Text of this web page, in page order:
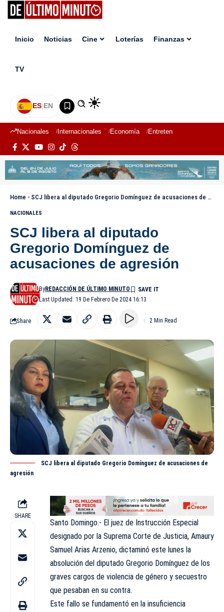
Inicio Noticias Cine Loterías Finanzas
TV
ES|EN
Nacionales Internacionales Economía Entretenimiento
Home - SCJ libera al diputado Gregorio Domínguez de acusaciones de agresión
NACIONALES
SCJ libera al diputado
Gregorio Domínguez de
acusaciones de agresión
Last Updated: 19 De Febrero De 2024 16:13
ByREDACCIÓN DE ÚLTIMO MINUTO
Share 2 Min Read
SCJ libera al diputado Gregorio Domínguez de acusaciones de
agresión
SHARE
Santo Domingo.- El juez de Instrucción Especial
designado por la Suprema Corte de Justicia, Amaury
Samuel Arias Arzenio, dictaminó este lunes la
absolución del diputado Gregorio Domínguez de los
graves cargos de violencia de género y secuestro
que pesaban en su contra.
Este fallo se fundamentó en la insuficiencia